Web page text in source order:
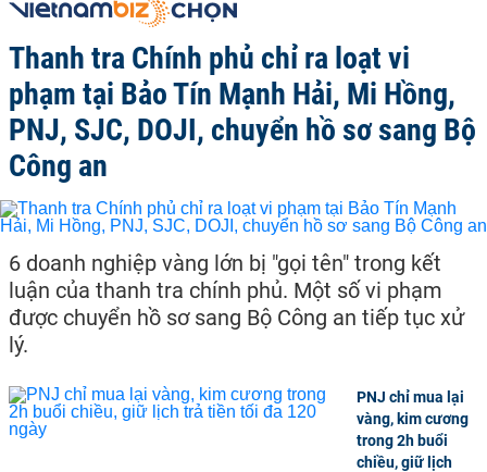
Thanh tra Chính phủ chỉ ra loạt vi
phạm tại Bảo Tín Mạnh Hải, Mi Hồng,
PNJ, SJC, DOJI, chuyển hồ sơ sang Bộ
Công an
6 doanh nghiệp vàng lớn bị "gọi tên" trong kết
luận của thanh tra chính phủ. Một số vi phạm
được chuyển hồ sơ sang Bộ Công an tiếp tục xử
lý.
PNJ chỉ mua lại
vàng, kim cương
trong 2h buổi
chiều, giữ lịch